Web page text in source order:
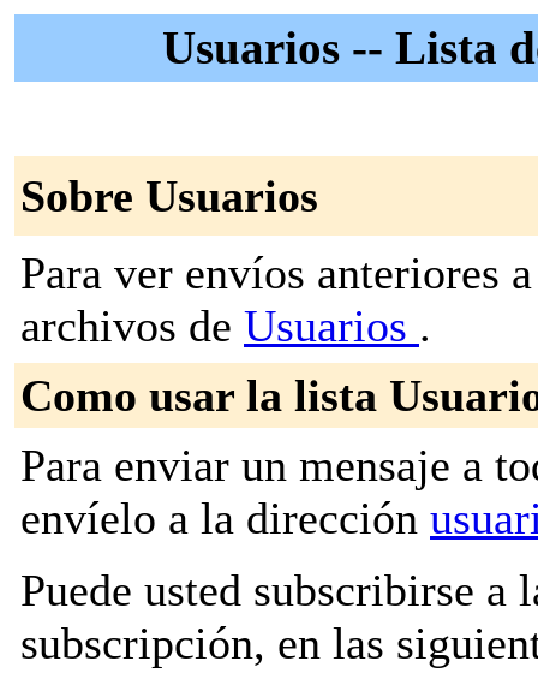
Usuarios -- Lista
Sobre Usuarios
Para ver envíos anteriores
archivos de Usuarios .
Como usar la lista
Para enviar un mensaje a
envíelo a la dirección
Puede usted subscribirse a
subscripción, en las